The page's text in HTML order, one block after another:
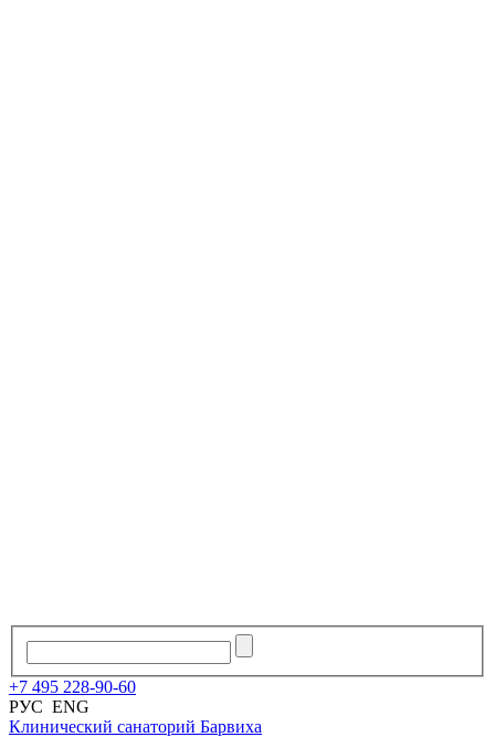
+7 495 228-90-60
РУС ENG
Клинический санаторий Барвиха